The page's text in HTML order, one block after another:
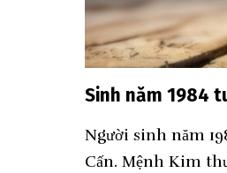
Sinh năm 1984
Người sinh năm
Cấn. Mệnh Kim